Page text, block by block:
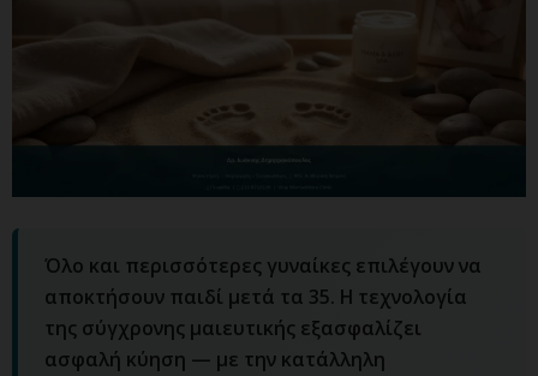
Όλο και περισσότερες γυναίκες επιλέγουν να
αποκτήσουν παιδί μετά τα 35. Η τεχνολογία
της σύγχρονης μαιευτικής εξασφαλίζει
ασφαλή κύηση — με την κατάλληλη